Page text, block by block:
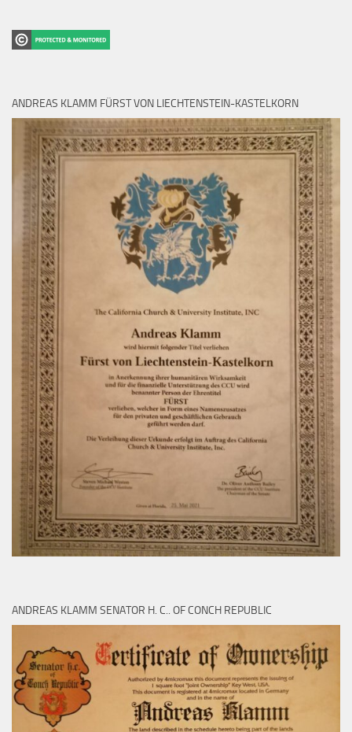
ANDREAS KLAMM FÜRST VON LIECHTENSTEIN-KASTELKORN
ANDREAS KLAMM SENATOR H. C.. OF CONCH REPUBLIC